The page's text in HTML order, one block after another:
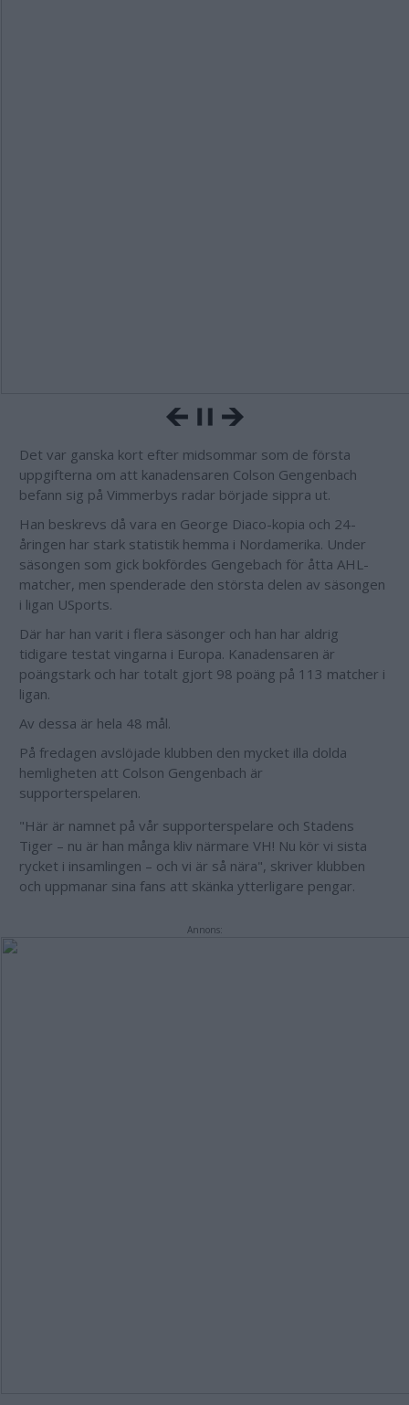
Det var ganska kort efter midsommar som de första
uppgifterna om att kanadensaren Colson Gengenbach
befann sig på Vimmerbys radar började sippra ut.
Han beskrevs då vara en George Diaco-kopia och 24-
åringen har stark statistik hemma i Nordamerika. Under
säsongen som gick bokfördes Gengebach för åtta AHL-
matcher, men spenderade den största delen av säsongen
i ligan USports.
Där har han varit i flera säsonger och han har aldrig
tidigare testat vingarna i Europa. Kanadensaren är
poängstark och har totalt gjort 98 poäng på 113 matcher i
ligan.
Av dessa är hela 48 mål.
På fredagen avslöjade klubben den mycket illa dolda
hemligheten att Colson Gengenbach är
supporterspelaren.
"Här är namnet på vår supporterspelare och Stadens
Tiger – nu är han många kliv närmare VH! Nu kör vi sista
rycket i insamlingen – och vi är så nära", skriver klubben
och uppmanar sina fans att skänka ytterligare pengar.
Annons: